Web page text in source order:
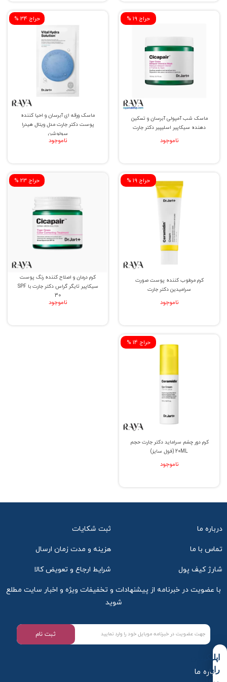
% حراج 19
ماسک شب آمپولی آبرسان و تسکین
دهنده سیکاپیر اسلیپیر دکتر جارت
ناموجود
% حراج 34
ماسک ورقه ای آبرسان و احیا کننده
پوست دکتر جارت مدل ویتال هیدرا
سولوشن
ناموجود
% حراج 19
کرم مرطوب کننده پوست صورت
سرامیدین دکتر جارت
ناموجود
% حراج 23
کرم درمان و اصلاح کننده رنگ پوست
سیکاپیر تایگر گراس دکتر جارت با SPF
30
ناموجود
% حراج 14
کرم دور چشم سراماید دکتر جارت حجم
20ML (فول سایز)
ناموجود
درباره ما ثبت شکایات
تماس با ما هزینه و مدت زمان ارسال
شارژ کیف پول شرایط ارجاع و تعویض کالا
با عضویت در خبرنامه از پیشنهادات و تخفیفات ویژه و اخبار سایت مطلع
شوید
ثبت نام
درباره ما
اپلیکیشن
رایا